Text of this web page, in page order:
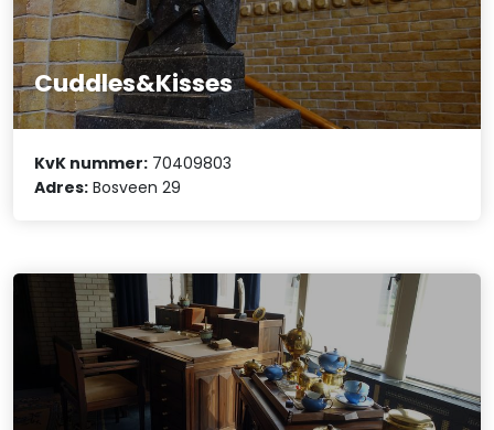
Cuddles&Kisses
KvK nummer: 70409803
Adres: Bosveen 29